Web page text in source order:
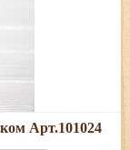
высота - 10
Арт.101024